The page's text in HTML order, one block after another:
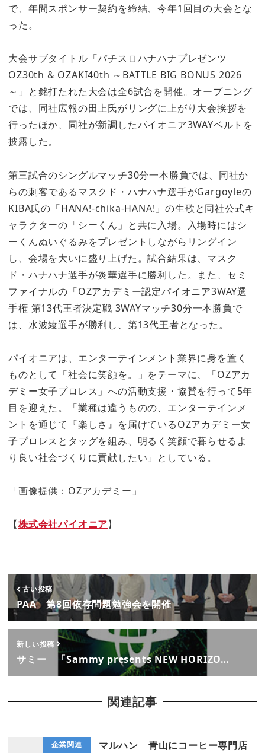
で、年間スポンサー契約を締結、今年1回目の大会とな
った。
大会サブタイトル「パチスロハナハナプレゼンツ
OZ30th & OZAKI40th ～BATTLE BIG BONUS 2026
～」と銘打たれた大会は全6試合を開催。オープニング
では、同社広報の田上氏がリングに上がり大会挨拶を
行ったほか、同社が新調したパイオニア3WAYベルトを
披露した。
第三試合のシングルマッチ30分一本勝負では、同社か
らの刺客であるマスクド・ハナハナ選手がGargoyleの
KIBA氏の「HANA!-chika-HANA!」の生歌と同社公式キ
ャラクターの「シーくん」と共に入場。入場時にはシ
ーくんぬいぐるみをプレゼントしながらリングイン
し、会場を大いに盛り上げた。試合結果は、マスク
ド・ハナハナ選手が炎華選手に勝利した。また、セミ
ファイナルの「OZアカデミー認定パイオニア3WAY選
手権 第13代王者決定戦 3WAYマッチ30分一本勝負で
は、水波綾選手が勝利し、第13代王者となった。
パイオニアは、エンターテインメント業界に身を置く
ものとして「社会に笑顔を。」をテーマに、「OZアカ
デミー女子プロレス」への活動支援・協賛を行って5年
目を迎えた。「業種は違うものの、エンターテインメ
ントを通じて『楽しさ』を届けているOZアカデミー女
子プロレスとタッグを組み、明るく笑顔で暮らせるよ
り良い社会づくりに貢献したい」としている。
「画像提供：OZアカデミー」
【株式会社パイオニア】
古い投稿
PAA 第8回依存問題勉強会を開催
新しい投稿
サミー 「Sammy presents NEW HORIZO…
関連記事
企業関連
マルハン 青山にコーヒー専門店